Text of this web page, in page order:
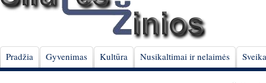
Pradžia Gyvenimas Kultūra Nusikaltimai ir nelaimės